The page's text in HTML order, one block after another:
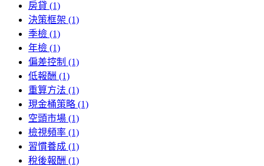
房貸 (1)
決策框架 (1)
季檢 (1)
年檢 (1)
偏差控制 (1)
低報酬 (1)
重算方法 (1)
現金桶策略 (1)
空頭市場 (1)
檢視頻率 (1)
習慣養成 (1)
稅後報酬 (1)